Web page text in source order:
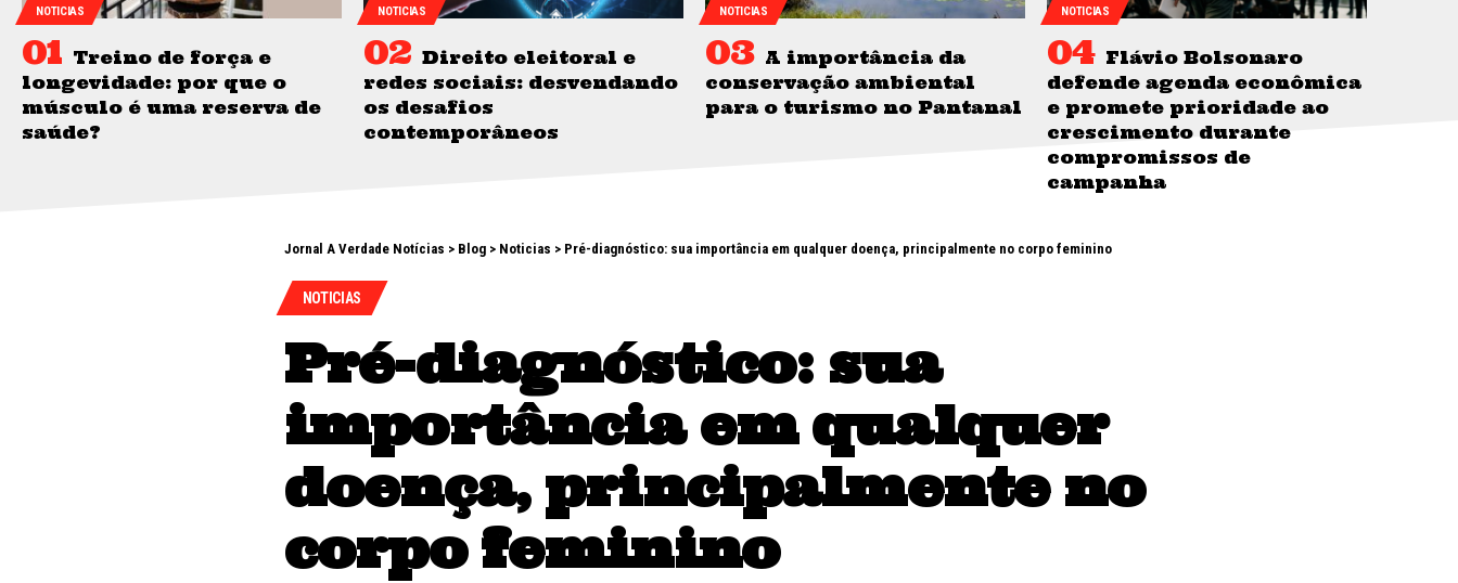
NOTICIAS
Treino de força e
longevidade: por que o
músculo é uma reserva de
saúde?
NOTICIAS
Direito eleitoral e
redes sociais: desvendando
os desafios
contemporâneos
NOTICIAS
A importância da
conservação ambiental
para o turismo no Pantanal
NOTICIAS
Flávio Bolsonaro
defende agenda econômica
e promete prioridade ao
crescimento durante
compromissos de
campanha
Jornal A Verdade Notícias > Blog > Noticias > Pré-diagnóstico: sua importância em qualquer doença, principalmente no corpo feminino
NOTICIAS
Pré-diagnóstico: sua
importância em qualquer
doença, principalmente no
corpo feminino